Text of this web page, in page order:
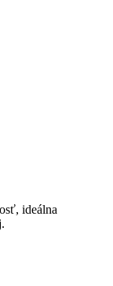
ideálna